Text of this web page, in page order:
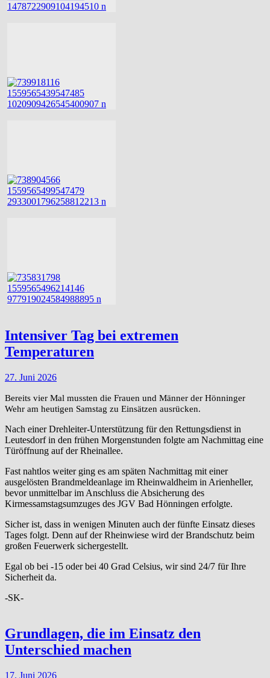
Intensiver Tag bei extremen
Temperaturen
27. Juni 2026
Bereits vier Mal mussten die Frauen und Männer der Hönninger
Wehr am heutigen Samstag zu Einsätzen ausrücken.
Nach einer Drehleiter-Unterstützung für den Rettungsdienst in
Leutesdorf in den frühen Morgenstunden folgte am Nachmittag eine
Türöffnung auf der Rheinallee.
Fast nahtlos weiter ging es am späten Nachmittag mit einer
ausgelösten Brandmeldeanlage im Rheinwaldheim in Arienheller,
bevor unmittelbar im Anschluss die Absicherung des
Kirmessamstagsumzuges des JGV Bad Hönningen erfolgte.
Sicher ist, dass in wenigen Minuten auch der fünfte Einsatz dieses
Tages folgt. Denn auf der Rheinwiese wird der Brandschutz beim
großen Feuerwerk sichergestellt.
Egal ob bei -15 oder bei 40 Grad Celsius, wir sind 24/7 für Ihre
Sicherheit da.
-SK-
Grundlagen, die im Einsatz den
Unterschied machen
17. Juni 2026